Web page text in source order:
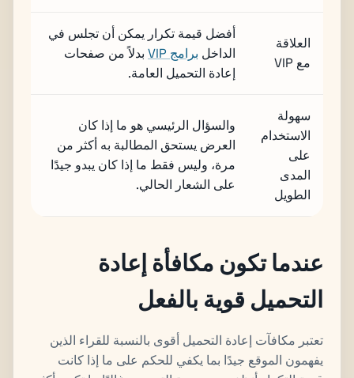
العلاقة
مع VIP
أفضل قيمة تكرار يمكن أن تجلس في
الداخل برامج VIP
بدلاً من صفحات
إعادة التحميل العامة.
سهولة
الاستخدام
على
المدى
الطويل
والسؤال الرئيسي هو ما إذا كان
العرض يستحق المطالبة به أكثر من
مرة، وليس فقط ما إذا كان يبدو جيدًا
على الشعار الحالي.
عندما تكون مكافأة إعادة
التحميل قوية بالفعل
تعتبر مكافآت إعادة التحميل أقوى بالنسبة للقراء الذين
يفهمون الموقع جيدًا بما يكفي للحكم على ما إذا كانت